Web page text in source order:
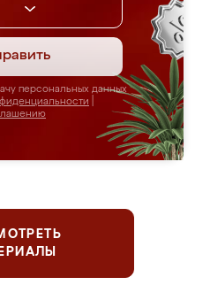
персональных данных